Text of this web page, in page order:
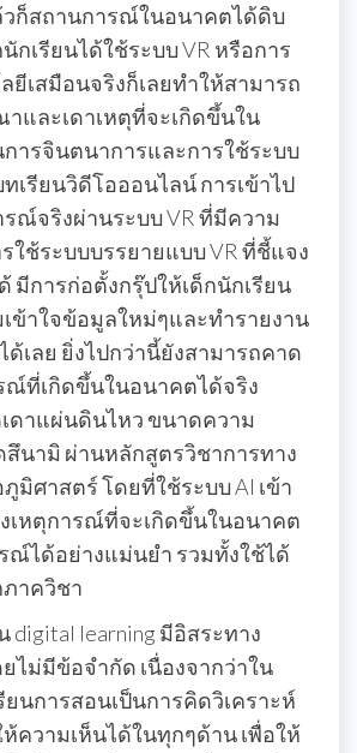
วก็สถานการณ์ในอนาคตได้ดิบ
กเรียนได้ใช้ระบบ VR หรือการ
ยีเสมือนจริงก็เลยทำให้สามารถ
และเดาเหตุที่จะเกิดขึ้นใน
ารจินตนาการและการใช้ระบบ
ทเรียนวิดีโอออนไลน์ การเข้าไป
รณ์จริงผ่านระบบ VR ที่มีความ
ใช้ระบบบรรยายแบบ VR ที่ชี้แจง
มีการก่อตั้งกรุ๊ปให้เด็กนักเรียน
เข้าใจข้อมูลใหม่ๆและทำรายงาน
เลย ยิ่งไปกว่านี้ยังสามารถคาด
ณ์ที่เกิดขึ้นในอนาคตได้จริง
ดาแผ่นดินไหว ขนาดความ
สึนามิ ผ่านหลักสูตรวิชาการทาง
มิศาสตร์ โดยที่ใช้ระบบ AI เข้า
เหตุการณ์ที่จะเกิดขึ้นในอนาคต
ณ์ได้อย่างแม่นยำ รวมทั้งใช้ได้
าควิชา
digital learning มีอิสระทาง
ไม่มีข้อจำกัด เนื่องจากว่าใน
นการสอนเป็นการคิดวิเคราะห์
ความเห็นได้ในทุกๆด้าน เพื่อให้